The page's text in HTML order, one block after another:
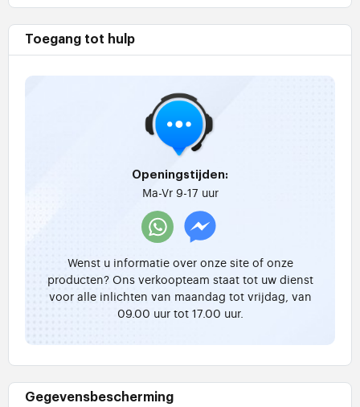
Toegang tot hulp
Openingstijden:
Ma-Vr 9-17 uur
Wenst u informatie over onze site of onze
producten? Ons verkoopteam staat tot uw dienst
voor alle inlichten van maandag tot vrijdag, van
09.00 uur tot 17.00 uur.
Gegevensbescherming